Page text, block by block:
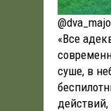
«Все
суше, в